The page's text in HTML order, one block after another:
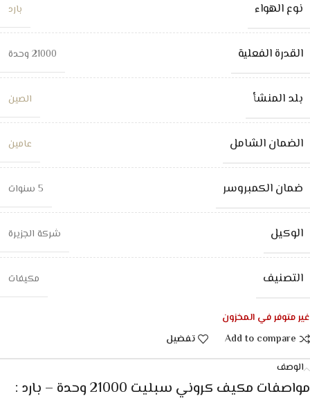
نوع الهواء بارد
القدرة الفعلية 21000 وحدة
بلد المنشأ الصين
الضمان الشامل عامين
ضمان الكمبروسر 5 سنوات
الوكيل شركة الجزيرة
التصنيف مكيفات
غير متوفر في المخزون
Add to compare
تفضيل
الوصف
مواصفات مكيف كروني سبليت 21000 وحدة – بارد :